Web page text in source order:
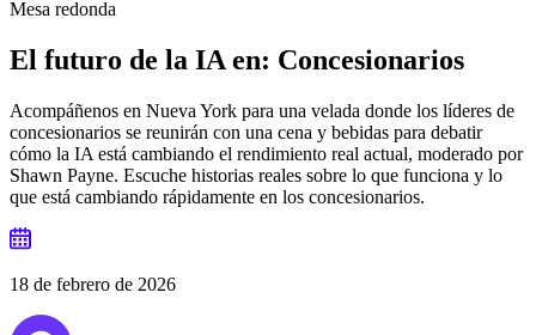
Mesa redonda
El futuro de la IA en: Concesionarios
Acompáñenos en Nueva York para una velada donde los líderes de
concesionarios se reunirán con una cena y bebidas para debatir
cómo la IA está cambiando el rendimiento real actual, moderado por
Shawn Payne. Escuche historias reales sobre lo que funciona y lo
que está cambiando rápidamente en los concesionarios.
18 de febrero de 2026